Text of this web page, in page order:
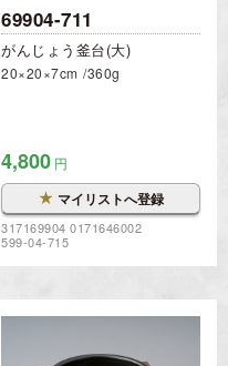
69904-711
がんじょう釜台(大)
20×20×7cm 360g
4,800 円
★ マイリストへ登録
317169904 0171646002
599-04-715